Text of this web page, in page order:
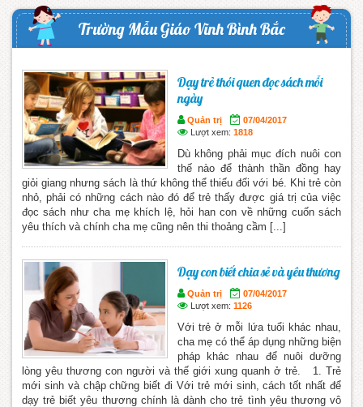
Trường Mẫu Giáo Vĩnh Bình Bắc
Dạy trẻ thói quen đọc sách mỗi
ngày
Quản trị
07/04/2017
Lượt xem: 1818
Dù không phải mục đích nuôi con
thế nào để thành thần đồng hay
giỏi giang nhưng sách là thứ không thể thiếu đối với bé. Khi trẻ còn
nhỏ, phải có những cách nào đó để trẻ thấy được giá trị của việc
đọc sách như cha mẹ khích lệ, hỏi han con về những cuốn sách
yêu thích và chính cha mẹ cũng nên thi thoảng cầm [...]
Dạy con biết chia sẻ và yêu thương
Quản trị
07/04/2017
Lượt xem: 1126
Với trẻ ở mỗi lứa tuổi khác nhau,
cha mẹ có thể áp dụng những biện
pháp khác nhau để nuôi dưỡng
lòng yêu thương con người và thế giới xung quanh ở trẻ. 1. Trẻ
mới sinh và chập chững biết đi Với trẻ mới sinh, cách tốt nhất để
dạy trẻ biết yêu thương chính là dành cho trẻ tình yêu thương vô